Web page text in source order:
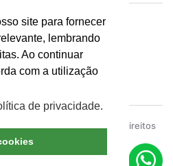
de Blumenau © Todos os direitos
de Privacidade
site para fornecer
lembrando
Ao continuar
com a utilização
de privacidade.